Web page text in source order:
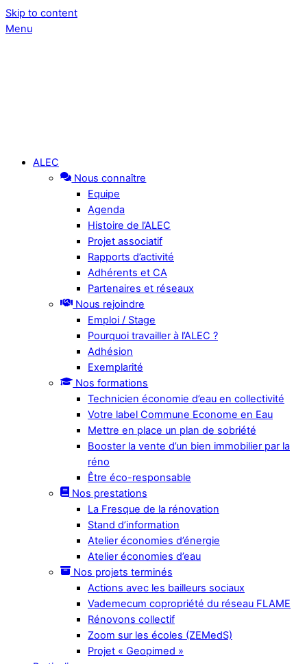
Skip to content
Menu
ALEC
Nous connaître
Equipe
Agenda
Histoire de l’ALEC
Projet associatif
Rapports d’activité
Adhérents et CA
Partenaires et réseaux
Nous rejoindre
Emploi / Stage
Pourquoi travailler à l’ALEC ?
Adhésion
Exemplarité
Nos formations
Technicien économie d’eau en collectivité
Votre label Commune Econome en Eau
Mettre en place un plan de sobriété
Booster la vente d’un bien immobilier par la
réno
Être éco-responsable
Nos prestations
La Fresque de la rénovation
Stand d’information
Atelier économies d’énergie
Atelier économies d’eau
Nos projets terminés
Actions avec les bailleurs sociaux
Vademecum copropriété du réseau FLAME
Rénovons collectif
Zoom sur les écoles (ZEMedS)
Projet « Geopimed »